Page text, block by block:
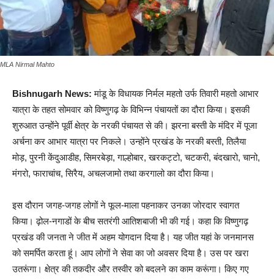
MLA Nirmal Mahto
Bishnugarh News: मांडू के विधायक निर्मल महतो उर्फ तिवारी महतो आभार
यात्रा के तहत सोमवार को विष्णुगढ़ के विभिन्न पंचायतों का दौरा किया। इसकी
शुरुआत उन्होंने पूर्वी क्षेत्र के नरकी पंचायत से की। झरना बस्ती के मंदिर में पूजा
अर्चना कर आभार यात्रा पर निकले। उन्होंने प्रखंड के नरकी बस्ती, तिलैया
मोड़, पुरनी केंदुआडीह, सिमरबेड़ा, गाल्होबार, खरकट्टो, चटकरी, बंदखारो, चानो,
मंगरो, फाराचांच, सिरैय, अचलजामो तथा करगालो का दौरा किया।
इस दौरान जगह-जगह लोगों ने फूल-माला पहनाकर उनका जोरदार स्वागत
किया। ढ़ोल-नगाडों के बीच सतरंगी आतिशबाजी भी की गई। कहा कि विष्णुगढ़
प्रखंड की जनता ने जीत में अहम योगदान दिया है। यह जीत यहां के जनमानस
को समर्पित करता हूं। आप लोगों ने सेवा का जो अवसर दिया है। उस पर खरा
उतरूंगा। क्षेत्र की तकदीर और तस्वीर को बदलने का काम करूंगा। किए गए